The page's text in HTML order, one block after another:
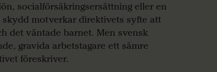
socialförsäkringsersättning eller en
motverkar direktivets syfte att
det väntade barnet. Men svensk
gravida arbetstagare ett sämre
föreskriver.